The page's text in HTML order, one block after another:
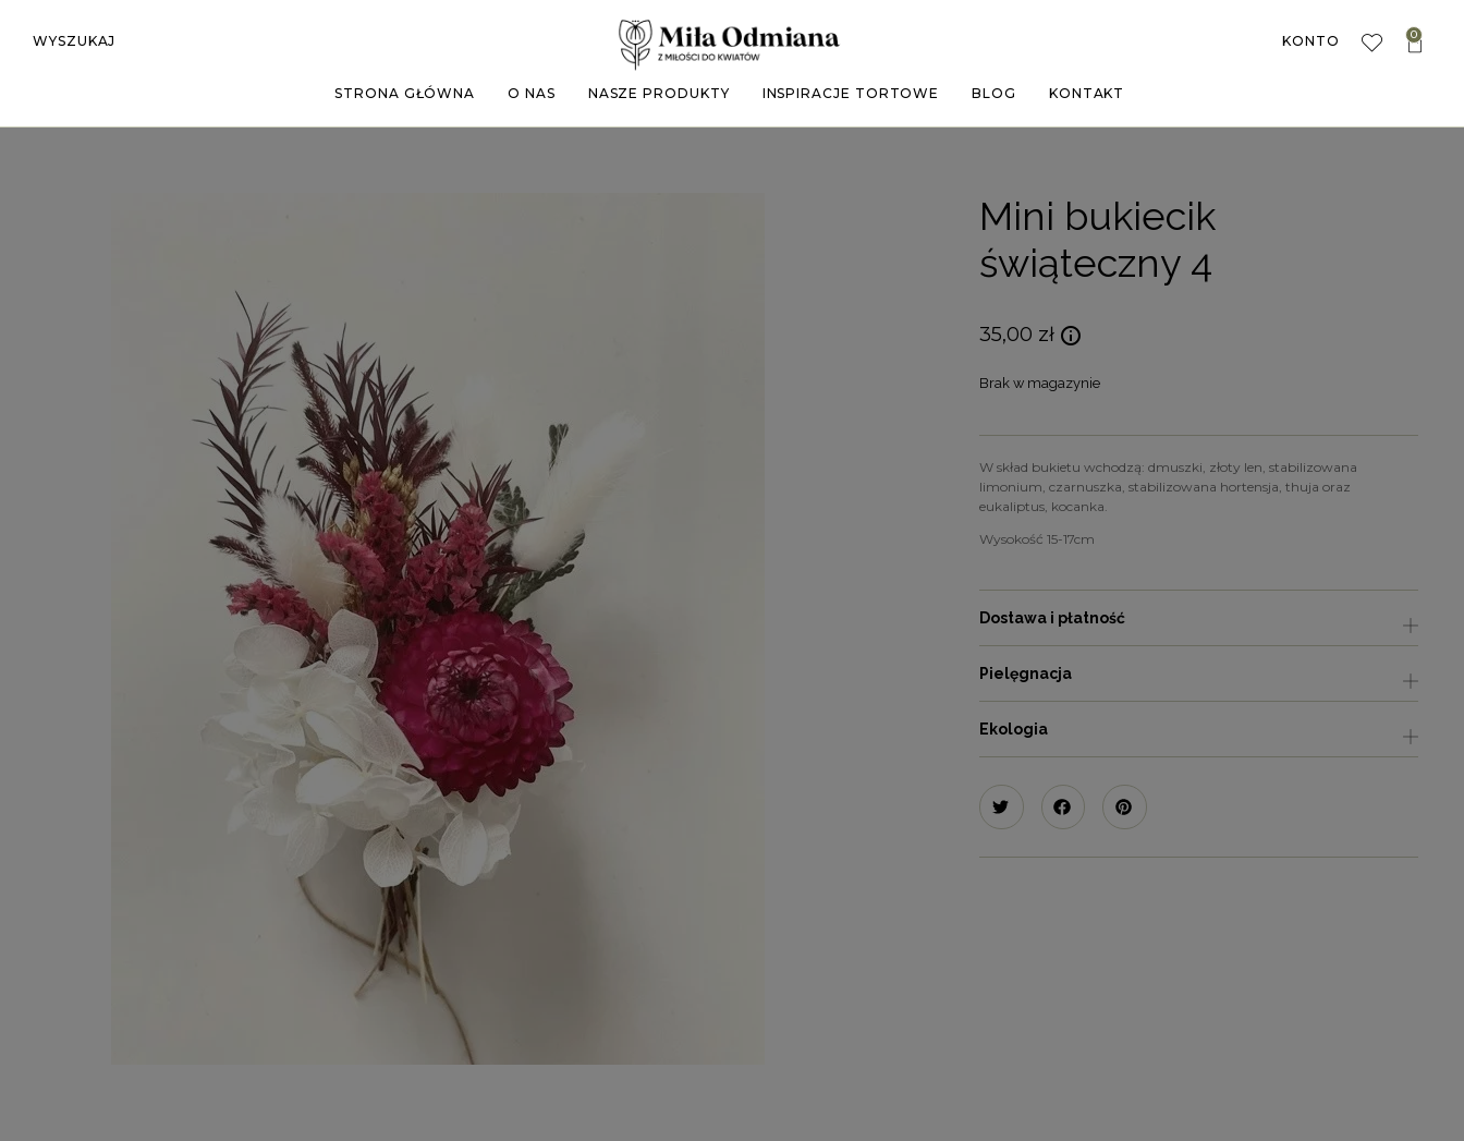
WYSZUKAJ
STRONA GŁÓWNA O NAS NASZE PRODUKTY INSPIRACJE TORTOWE BLOG KONTAKT
KONTO 0
Mini bukiecik
świąteczny 4
35,00 zł
Brak w magazynie
W skład bukietu wchodzą: dmuszki, złoty len, stabilizowana
limonium, czarnuszka, stabilizowana hortensja, thuja oraz
eukaliptus, kocanka.
Wysokość 15-17cm
Dostawa i płatność
Pielęgnacja
Ekologia